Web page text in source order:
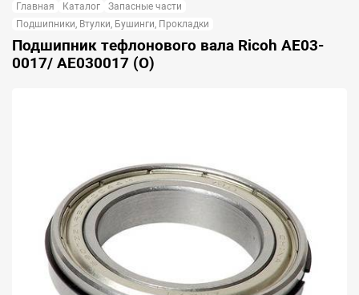
Выберите бренд
Устройство:
Сначала выберите бренд
Главная Каталог
Запасные части
Подшипники, Втулки, Бушинги, Прокладки
Подшипник тефлонового вала Ricoh AE03-
0017/ AE030017 (O)